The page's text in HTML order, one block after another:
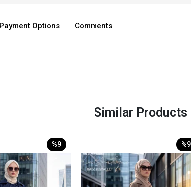
Payment Options Comments
Similar Products
%9 %9